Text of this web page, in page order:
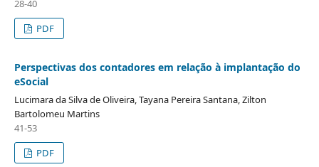
28-40
PDF
Perspectivas dos contadores em relação à implantação do
eSocial
Lucimara da Silva de Oliveira, Tayana Pereira Santana, Zilton
Bartolomeu Martins
41-53
PDF